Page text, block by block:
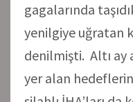
gagalarında
yenilgiye uğratan
denilmişti. Altı ay
yer alan hedeflerin